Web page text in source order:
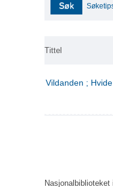
Søk
Tittel
Vildanden ;
Nasjonalbiblioteket